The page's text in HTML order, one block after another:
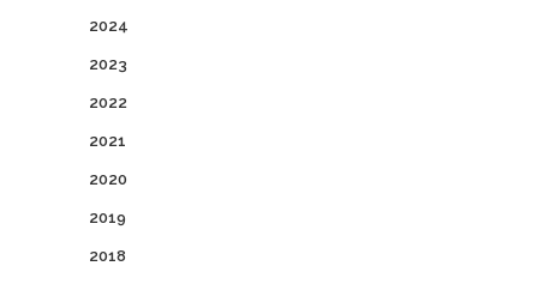
2024
2023
2022
2021
2020
2019
2018